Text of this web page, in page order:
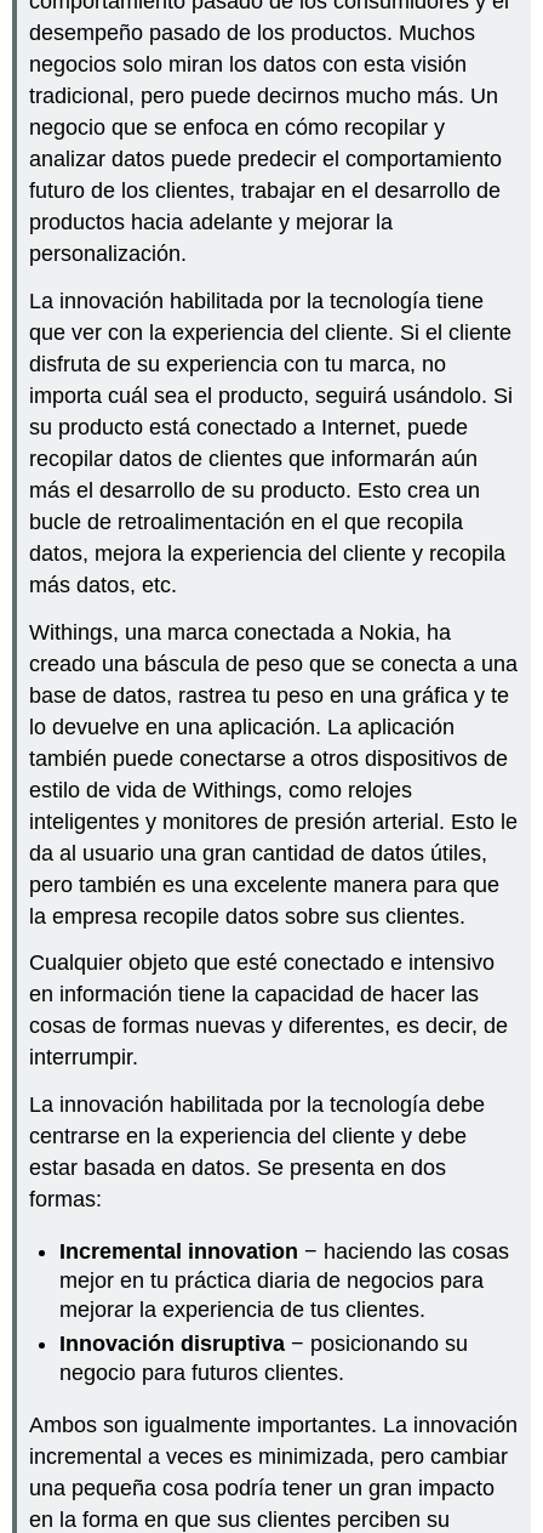
desempeño pasado de los productos. Muchos
negocios solo miran los datos con esta visión
tradicional, pero puede decirnos mucho más. Un
negocio que se enfoca en cómo recopilar y
analizar datos puede predecir el comportamiento
futuro de los clientes, trabajar en el desarrollo de
productos hacia adelante y mejorar la
personalización.
La innovación habilitada por la tecnología tiene
que ver con la experiencia del cliente. Si el cliente
disfruta de su experiencia con tu marca, no
importa cuál sea el producto, seguirá usándolo. Si
su producto está conectado a Internet, puede
recopilar datos de clientes que informarán aún
más el desarrollo de su producto. Esto crea un
bucle de retroalimentación en el que recopila
datos, mejora la experiencia del cliente y recopila
más datos, etc.
Withings, una marca conectada a Nokia, ha
creado una báscula de peso que se conecta a una
base de datos, rastrea tu peso en una gráfica y te
lo devuelve en una aplicación. La aplicación
también puede conectarse a otros dispositivos de
estilo de vida de Withings, como relojes
inteligentes y monitores de presión arterial. Esto le
da al usuario una gran cantidad de datos útiles,
pero también es una excelente manera para que
la empresa recopile datos sobre sus clientes.
Cualquier objeto que esté conectado e intensivo
en información tiene la capacidad de hacer las
cosas de formas nuevas y diferentes, es decir, de
interrumpir.
La innovación habilitada por la tecnología debe
centrarse en la experiencia del cliente y debe
estar basada en datos. Se presenta en dos
formas:
Incremental innovation − haciendo las cosas
mejor en tu práctica diaria de negocios para
mejorar la experiencia de tus clientes.
Innovación disruptiva − posicionando su
negocio para futuros clientes.
Ambos son igualmente importantes. La innovación
incremental a veces es minimizada, pero cambiar
una pequeña cosa podría tener un gran impacto
en la forma en que sus clientes perciben su